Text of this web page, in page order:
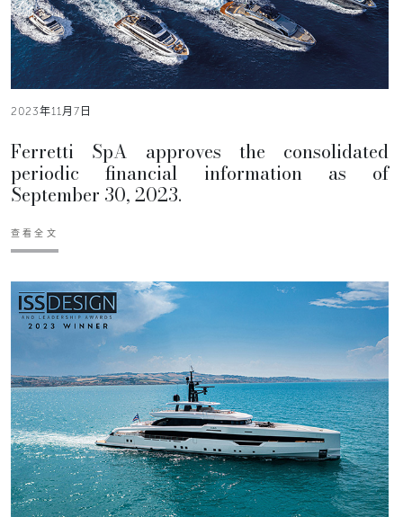
2023年11月7日
Ferretti SpA approves the consolidated
periodic financial information as of
September 30, 2023.
查看全文